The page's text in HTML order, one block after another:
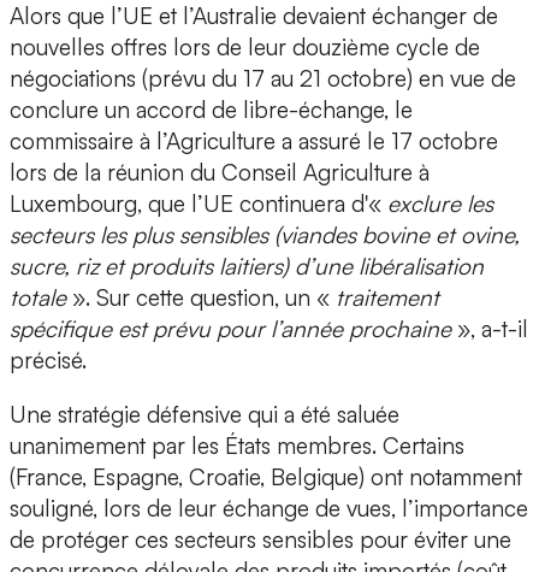
Alors que l’UE et l’Australie devaient échanger de
nouvelles offres lors de leur douzième cycle de
négociations (prévu du 17 au 21 octobre) en vue de
conclure un accord de libre-échange, le
commissaire à l’Agriculture a assuré le 17 octobre
lors de la réunion du Conseil Agriculture à
Luxembourg, que l’UE continuera d'« exclure les
secteurs les plus sensibles (viandes bovine et ovine,
sucre, riz et produits laitiers) d’une libéralisation
totale ». Sur cette question, un « traitement
spécifique est prévu pour l’année prochaine», a-t-il
précisé.
Une stratégie défensive qui a été saluée
unanimement par les États membres. Certains
(France, Espagne, Croatie, Belgique) ont notamment
souligné, lors de leur échange de vues, l’importance
de protéger ces secteurs sensibles pour éviter une